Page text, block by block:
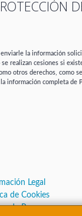
la información
se realizan cesiones si
otros derechos, como
información completa de
Legal
de Cookies
de Pago